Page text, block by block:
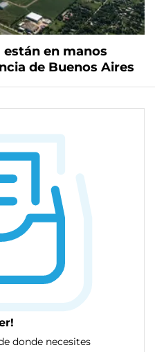
en manos
de Buenos Aires
donde necesites